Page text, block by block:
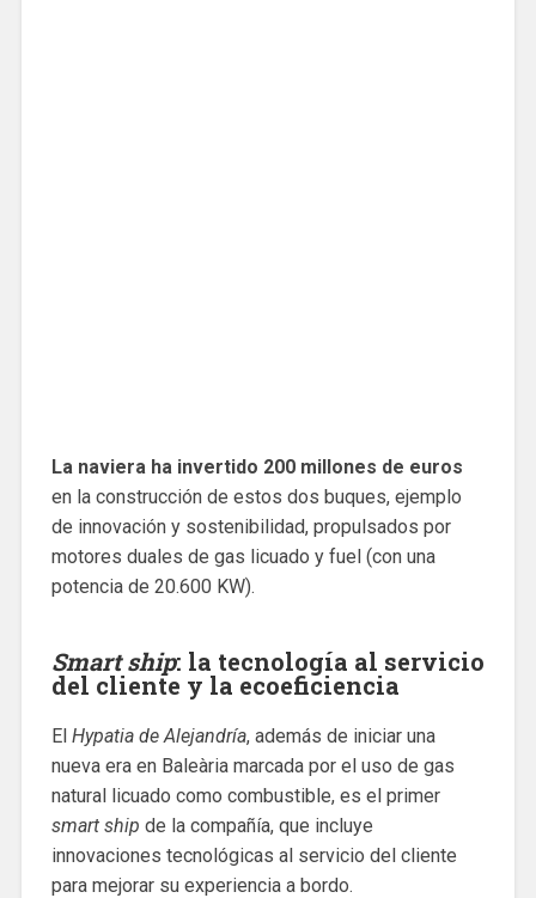
La naviera ha invertido 200 millones de euros
en la construcción de estos dos buques, ejemplo
de innovación y sostenibilidad, propulsados por
motores duales de gas licuado y fuel (con una
potencia de 20.600 KW).
Smart ship: la tecnología al servicio
del cliente y la ecoeficiencia
El Hypatia de Alejandría, además de iniciar una
nueva era en Baleària marcada por el uso de gas
natural licuado como combustible, es el primer
smart ship de la compañía, que incluye
innovaciones tecnológicas al servicio del cliente
para mejorar su experiencia a bordo.